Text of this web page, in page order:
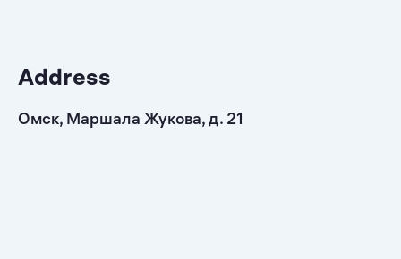
Address
Омск, Маршала Жукова, д. 21